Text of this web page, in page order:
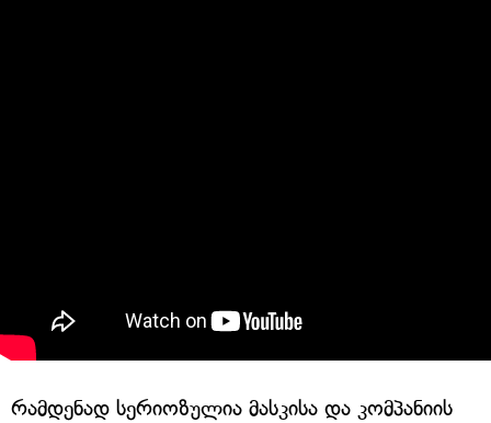
რამდენად სერიოზულია მასკისა და კომპანიის